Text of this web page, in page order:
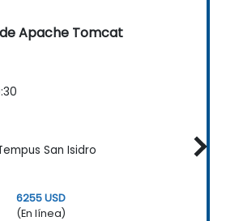
Apache Tomcat
San Isidro
6255 USD
(En línea)